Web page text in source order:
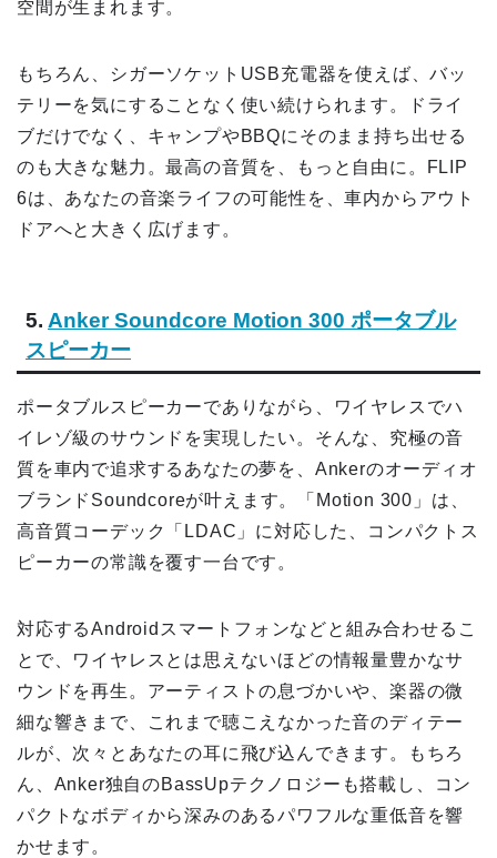
空間が生まれます。
もちろん、シガーソケットUSB充電器を使えば、バッ
テリーを気にすることなく使い続けられます。ドライ
ブだけでなく、キャンプやBBQにそのまま持ち出せる
のも大きな魅力。最高の音質を、もっと自由に。FLIP
6は、あなたの音楽ライフの可能性を、車内からアウト
ドアへと大きく広げます。
5. Anker Soundcore Motion 300 ポータブル
スピーカー
ポータブルスピーカーでありながら、ワイヤレスでハ
イレゾ級のサウンドを実現したい。そんな、究極の音
質を車内で追求するあなたの夢を、Ankerのオーディオ
ブランドSoundcoreが叶えます。「Motion 300」は、
高音質コーデック「LDAC」に対応した、コンパクトス
ピーカーの常識を覆す一台です。
対応するAndroidスマートフォンなどと組み合わせるこ
とで、ワイヤレスとは思えないほどの情報量豊かなサ
ウンドを再生。アーティストの息づかいや、楽器の微
細な響きまで、これまで聴こえなかった音のディテー
ルが、次々とあなたの耳に飛び込んできます。もちろ
ん、Anker独自のBassUpテクノロジーも搭載し、コン
パクトなボディから深みのあるパワフルな重低音を響
かせます。